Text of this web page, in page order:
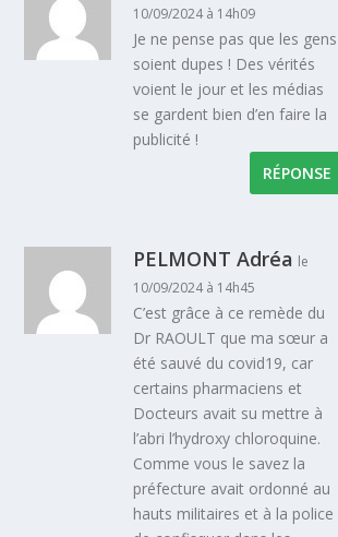
10/09/2024 à 14h09
Je ne pense pas que les gens
soient dupes ! Des vérités
voient le jour et les médias
se gardent bien d’en faire la
publicité !
RÉPONSE
PELMONT Adréa le
10/09/2024 à 14h45
C’est grâce à ce remède du
Dr RAOULT que ma sœur a
été sauvé du covid19, car
certains pharmaciens et
Docteurs avait su mettre à
l’abri l’hydroxy chloroquine.
Comme vous le savez la
préfecture avait ordonné au
hauts militaires et à la police